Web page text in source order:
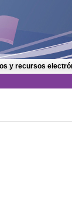
y recursos